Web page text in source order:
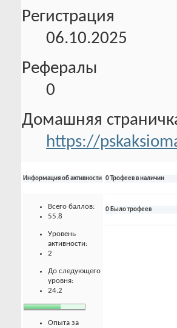
Регистрация
06.10.2025
Рефералы
0
Домашняя
https://
Информация об активности
Всего баллов:
55.8
Уровень
активности:
2
До следующего
уровня:
24.2
Опыта за
0 Трофеев в наличии
0 Было трофеев